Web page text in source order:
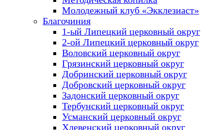
Молодежный клуб «Экклезиаст»
Благочиния
1-ый Липецкий церковный округ
2-ой Липецкий церковный округ
Воловский церковный округ
Грязинский церковный округ
Добринский церковный округ
Добровский церковный округ
Задонский церковный округ
Тербунский церковный округ
Усманский церковный округ
Хлевенский церковный округ